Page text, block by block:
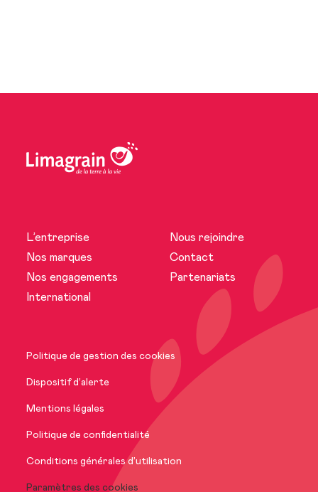
L’entreprise
Actualités
Nos marques
Nos engagements
International
L’entreprise
Nos marques
Nos engagements
International
Nous rejoindre
Contact
Partenariats
Politique de gestion des cookies
Dispositif d’alerte
Mentions légales
Politique de confidentialité
Conditions générales d’utilisation
Paramètres des cookies